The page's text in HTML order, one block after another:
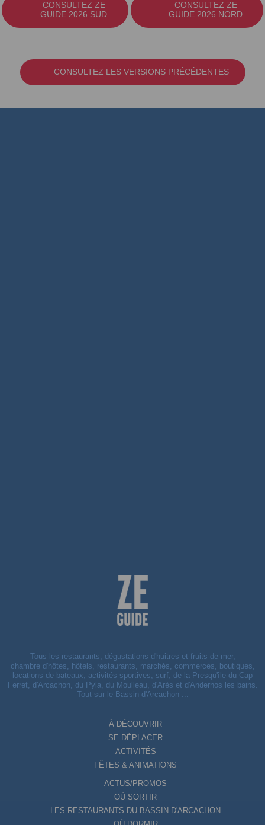
CONSULTEZ ZE
GUIDE 2026 SUD
CONSULTEZ ZE
GUIDE 2026 NORD
CONSULTEZ LES VERSIONS PRÉCÉDENTES
Tous les restaurants, dégustations d'huitres et fruits de mer,
chambre d'hôtes, hôtels, restaurants, marchés, commerces, boutiques,
locations de bateaux, activités sportives, surf, de la Presqu'île du Cap
Ferret, d'Arcachon, du Pyla, du Moulleau, d'Arès et d'Andernos les bains.
Tout sur le Bassin d'Arcachon ...
À DÉCOUVRIR
SE DÉPLACER
ACTIVITÉS
FÊTES & ANIMATIONS
ACTUS/PROMOS
OÙ SORTIR
LES RESTAURANTS DU BASSIN D'ARCACHON